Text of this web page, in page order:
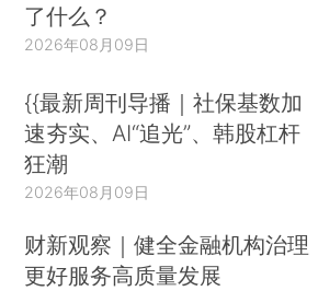
了什么？
2026年08月09日
{{最新周刊导播｜社保基数加
速夯实、AI“追光”、韩股杠杆
狂潮
2026年08月09日
财新观察｜健全金融机构治理
更好服务高质量发展